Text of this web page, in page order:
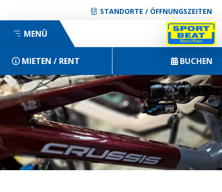
STANDORTE / ÖFFNUNGSZEITEN
MENÜ
MIETEN / RENT BUCHEN